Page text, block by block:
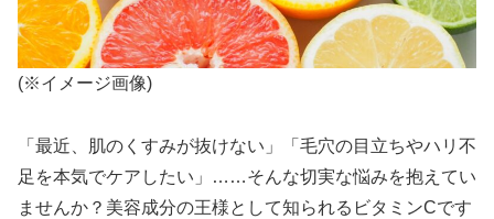
(※イメージ画像)
「最近、肌のくすみが抜けない」「毛穴の目立ちやハリ不
足を本気でケアしたい」……そんな切実な悩みを抱えてい
ませんか？美容成分の王様として知られるビタミンCです